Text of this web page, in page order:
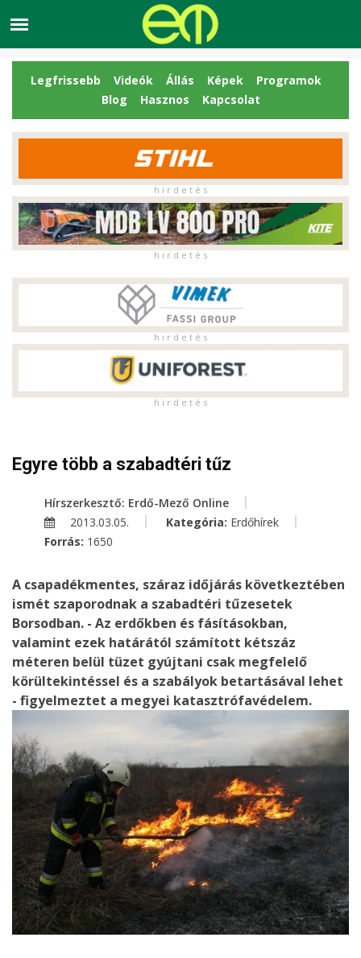
Legfrissebb Videók Állás Képek
Programok
Blog
Hasznos Kapcsolat
h i r d e t é s
h i r d e t é s
h i r d e t é s
h i r d e t é s
Egyre több a szabadtéri tűz
Hírszerkesztő: Erdő-Mező Online
2013.03.05.
Kategória: Erdőhírek
Forrás: 1650
A csapadékmentes, száraz időjárás következtében
ismét szaporodnak a szabadtéri tűzesetek
Borsodban. - Az erdőkben és fásításokban,
valamint ezek határától számított kétszáz
méteren belül tüzet gyújtani csak megfelelő
körültekintéssel és a szabályok betartásával lehet
- figyelmeztet a megyei katasztrófavédelem.